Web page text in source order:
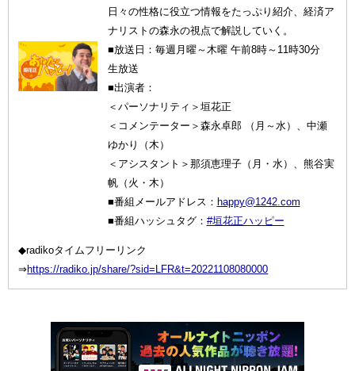
日々の性格に役立つ情報をたっぷり紹介、経済ア
ナリストの森永の視点で解説していく。
■放送日：毎週月曜～木曜 午前8時～11時30分
生放送
■出演者：
＜パーソナリティ＞垣花正
＜コメンテーター＞森永卓郎 （月～水）、中瀬
ゆかり（木）
＜アシスタント＞那須恵理子（月・水）、熊谷実
帆（火・木）
■番組メールアドレス： happy@1242.com
■番組ハッシュタグ： #垣花正ハッピー
◆radikoタイムフリーリンク
⇒https://radiko.jp/share/?sid=LFR&t=20221108080000